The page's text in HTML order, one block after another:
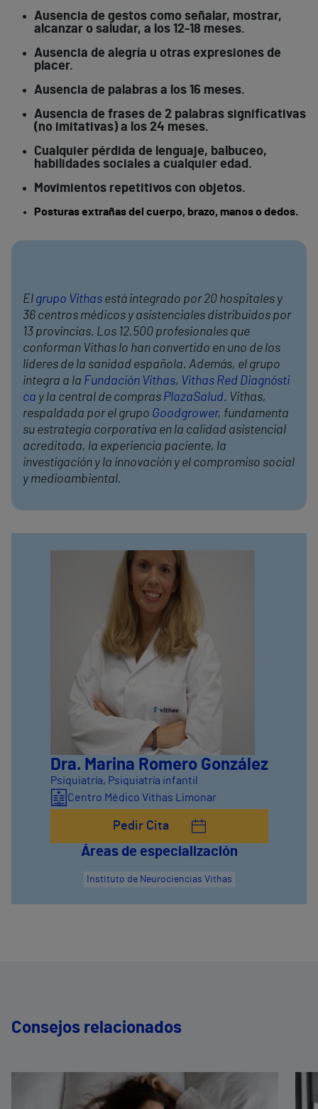
Ausencia de gestos como señalar, mostrar,
alcanzar o saludar, a los 12-18 meses.
Ausencia de alegría u otras expresiones de
placer.
Ausencia de palabras a los 16 meses.
Ausencia de frases de 2 palabras significativas
(no imitativas) a los 24 meses.
Cualquier pérdida de lenguaje, balbuceo,
habilidades sociales a cualquier edad.
Movimientos repetitivos con objetos.
Posturas extrañas del cuerpo, brazo, manos o dedos.
El grupo Vithas está integrado por 20 hospitales y
36 centros médicos y asistenciales distribuidos por
13 provincias. Los 12.500 profesionales que
conforman Vithas lo han convertido en uno de los
líderes de la sanidad española. Además, el grupo
integra a la Fundación Vithas, Vithas Red Diagnósti
ca y la central de compras PlazaSalud. Vithas,
respaldada por el grupo Goodgrower, fundamenta
su estrategia corporativa en la calidad asistencial
acreditada, la experiencia paciente, la
investigación y la innovación y el compromiso social
y medioambiental.
Dra. Marina Romero González
Psiquiatría, Psiquiatría infantil
Centro Médico Vithas Limonar
Pedir Cita
Áreas de especialización
Instituto de Neurociencias Vithas
Consejos relacionados